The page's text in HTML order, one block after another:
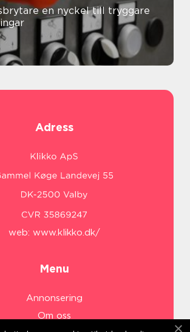
till tryggare
Adress
web: www.klikko.dk/
Menu
Annonsering
Om oss